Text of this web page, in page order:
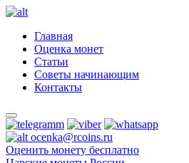
Главная
Оценка монет
Статьи
Советы начинающим
Контакты
ocenka@rcoins.ru
Оценить монету бесплатно